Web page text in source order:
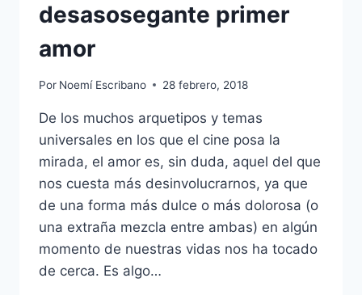
desasosegante primer
amor
Por Noemí Escribano 28 febrero, 2018
De los muchos arquetipos y temas
universales en los que el cine posa la
mirada, el amor es, sin duda, aquel del que
nos cuesta más desinvolucrarnos, ya que
de una forma más dulce o más dolorosa (o
una extraña mezcla entre ambas) en algún
momento de nuestras vidas nos ha tocado
de cerca. Es algo…